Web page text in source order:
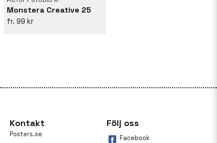
Monstera Creative 25
99 kr
Kontakt
Posters.se
Följ oss
Facebook